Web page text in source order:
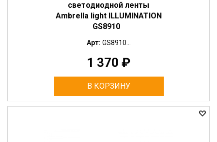
светодиодной ленты
Ambrella light ILLUMINATION
GS8910
Арт: GS8910...
1 370 ₽
В КОРЗИНУ